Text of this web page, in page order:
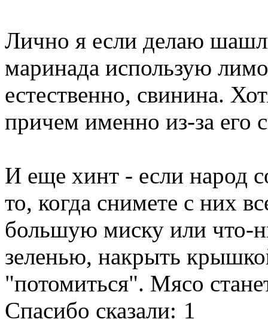
Лично я если делаю
маринада использую
естественно, свинина.
причем именно из-за его
И еще хинт - если народ
то, когда снимете с них
большую миску или что-
зеленью, накрыть
"потомиться". Мясо
Спасибо сказали: 1